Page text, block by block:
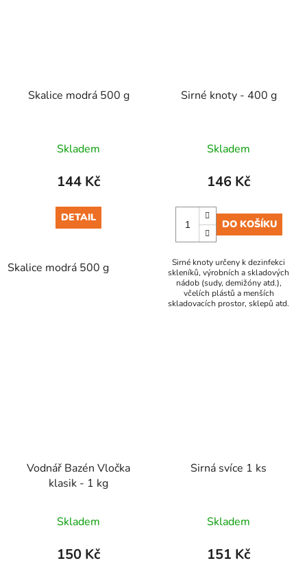
Skalice modrá 500 g
Skladem
144 Kč
DETAIL
Skalice modrá 500 g
Sirné knoty - 400 g
Skladem
146 Kč
DO KOŠÍKU
Sirné knoty určeny k dezinfekci
skleníků, výrobních a skladových
nádob (sudy, demižóny atd.),
včelích plástů a menších
skladovacích prostor, sklepů atd.
Vodnář Bazén Vločka
klasik - 1 kg
Skladem
150 Kč
Sirná svíce 1 ks
Skladem
151 Kč